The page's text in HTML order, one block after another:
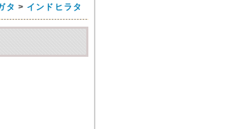
タ > インドヒラタ